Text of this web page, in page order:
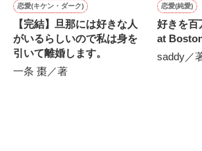
恋愛(キケン・ダーク)
【完結】旦那には好きな人
がいるらしいので私は身を
引いて離婚します。
一条 棗／著
恋愛(純愛)
好きを百万回。
at
saddy／